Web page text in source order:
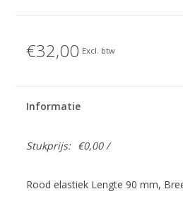
€32,00 Excl. btw
Informatie
Stukprijs: €0,00 /
Rood elastiek Lengte 90 mm,